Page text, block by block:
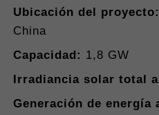
Ubicación del proyecto:
China
Capacidad: 1,8 GW
Irradiancia solar total
Generación de energía